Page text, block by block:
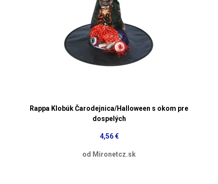
Rappa Klobúk Čarodejnica/Halloween s okom pre
dospelých
4,56 €
od Mironetcz.sk